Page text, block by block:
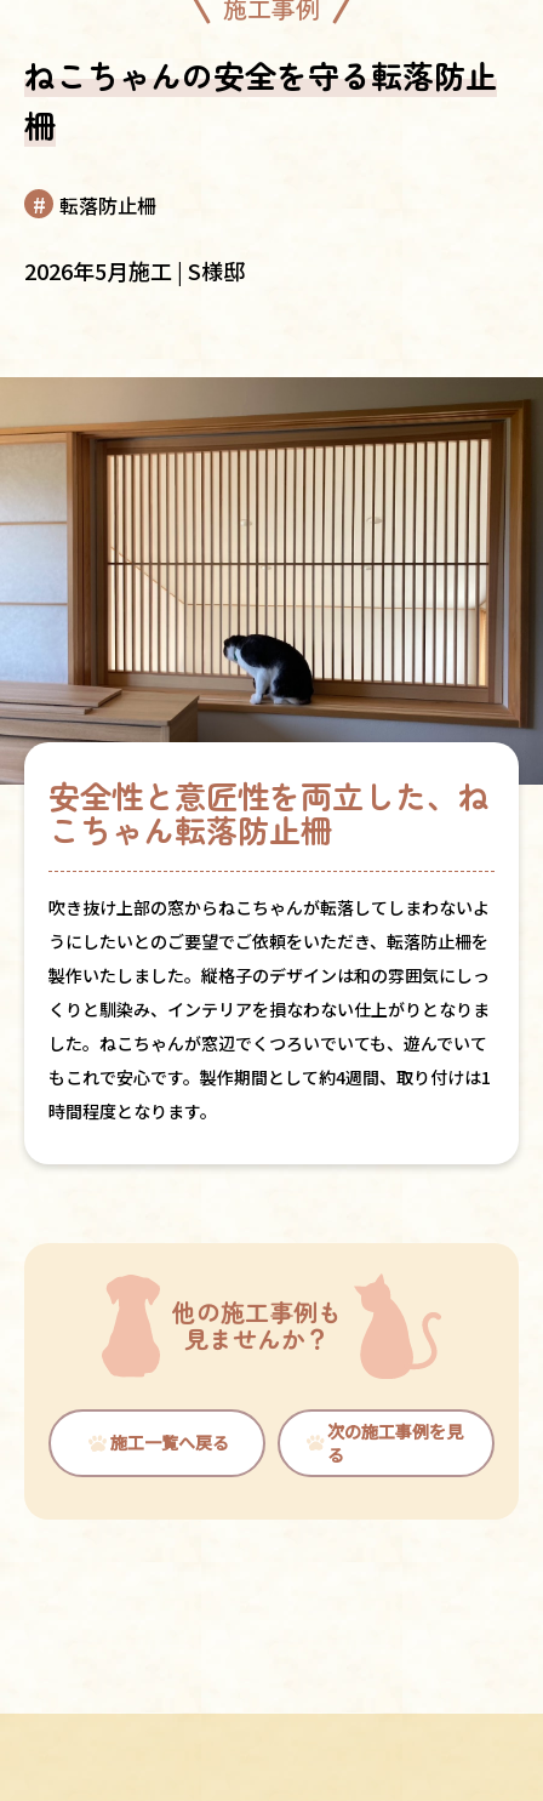
施工事例
ねこちゃんの安全を守る転落防止
柵
転落防止柵
2026年5月施工 | S様邸
安全性と意匠性を両立した、ね
こちゃん転落防止柵
吹き抜け上部の窓からねこちゃんが転落してしまわないよ
うにしたいとのご要望でご依頼をいただき、転落防止柵を
製作いたしました。縦格子のデザインは和の雰囲気にしっ
くりと馴染み、インテリアを損なわない仕上がりとなりま
した。ねこちゃんが窓辺でくつろいでいても、遊んでいて
もこれで安心です。製作期間として約4週間、取り付けは1
時間程度となります。
他の施工事例も
見ませんか？
施工一覧へ戻る
次の施工事例を見
る